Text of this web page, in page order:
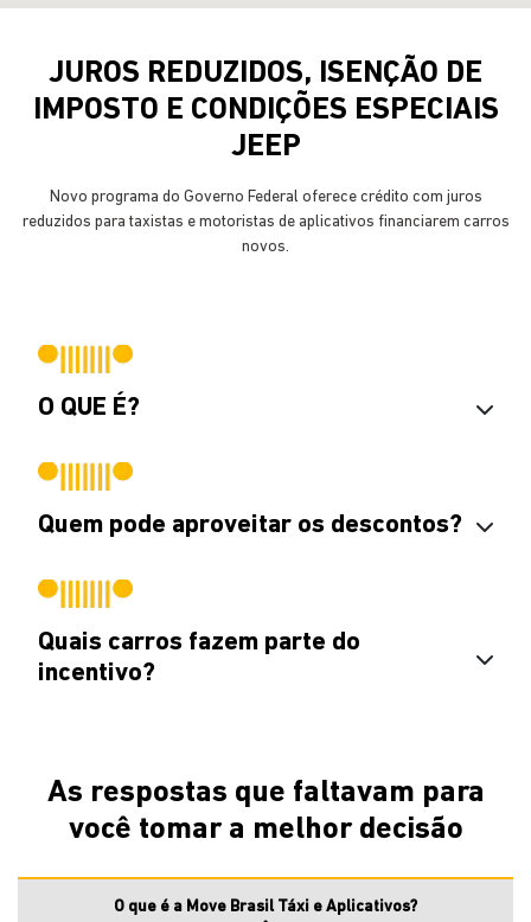
JUROS REDUZIDOS, ISENÇÃO DE
IMPOSTO E CONDIÇÕES ESPECIAIS
JEEP
Novo programa do Governo Federal oferece crédito com juros
reduzidos para taxistas e motoristas de aplicativos financiarem carros
novos.
O QUE É?
Quem pode aproveitar os descontos?
Quais carros fazem parte do
incentivo?
As respostas que faltavam para
você tomar a melhor decisão
O que é a Move Brasil Táxi e Aplicativos?